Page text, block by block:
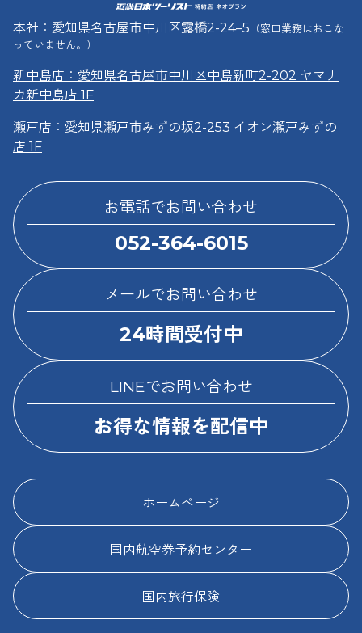
本社：愛知県名古屋市中川区露橋2-24–5 （窓口業務はおこな
っていません。）
新中島店：愛知県名古屋市中川区中島新町2-202 ヤマナ
カ新中島店 1F
瀬戸店：愛知県瀬戸市みずの坂2-253 イオン瀬戸みずの
店 1F
お電話でお問い合わせ
052-364-6015
メールでお問い合わせ
24時間受付中
LINEでお問い合わせ
お得な情報を配信中
ホームページ
国内航空券予約センター
国内旅行保険